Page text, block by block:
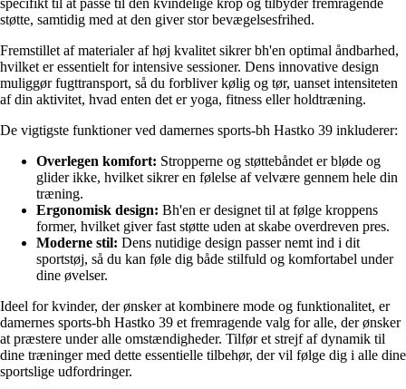
specifikt til at passe til den kvindelige krop og tilbyder fremragende
støtte, samtidig med at den giver stor bevægelsesfrihed.
Fremstillet af materialer af høj kvalitet sikrer bh'en optimal åndbarhed,
hvilket er essentielt for intensive sessioner. Dens innovative design
muliggør fugttransport, så du forbliver kølig og tør, uanset intensiteten
af din aktivitet, hvad enten det er yoga, fitness eller holdtræning.
De vigtigste funktioner ved damernes sports-bh Hastko 39 inkluderer:
Overlegen komfort: Stropperne og støttebåndet er bløde og
glider ikke, hvilket sikrer en følelse af velvære gennem hele din
træning.
Ergonomisk design: Bh'en er designet til at følge kroppens
former, hvilket giver fast støtte uden at skabe overdreven pres.
Moderne stil: Dens nutidige design passer nemt ind i dit
sportstøj, så du kan føle dig både stilfuld og komfortabel under
dine øvelser.
Ideel for kvinder, der ønsker at kombinere mode og funktionalitet, er
damernes sports-bh Hastko 39 et fremragende valg for alle, der ønsker
at præstere under alle omstændigheder. Tilfør et strejf af dynamik til
dine træninger med dette essentielle tilbehør, der vil følge dig i alle dine
sportslige udfordringer.